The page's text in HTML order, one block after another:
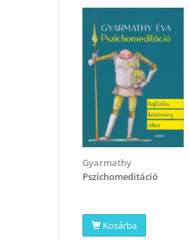
Gyarmathy
​Pszichomeditáció
Kosárba